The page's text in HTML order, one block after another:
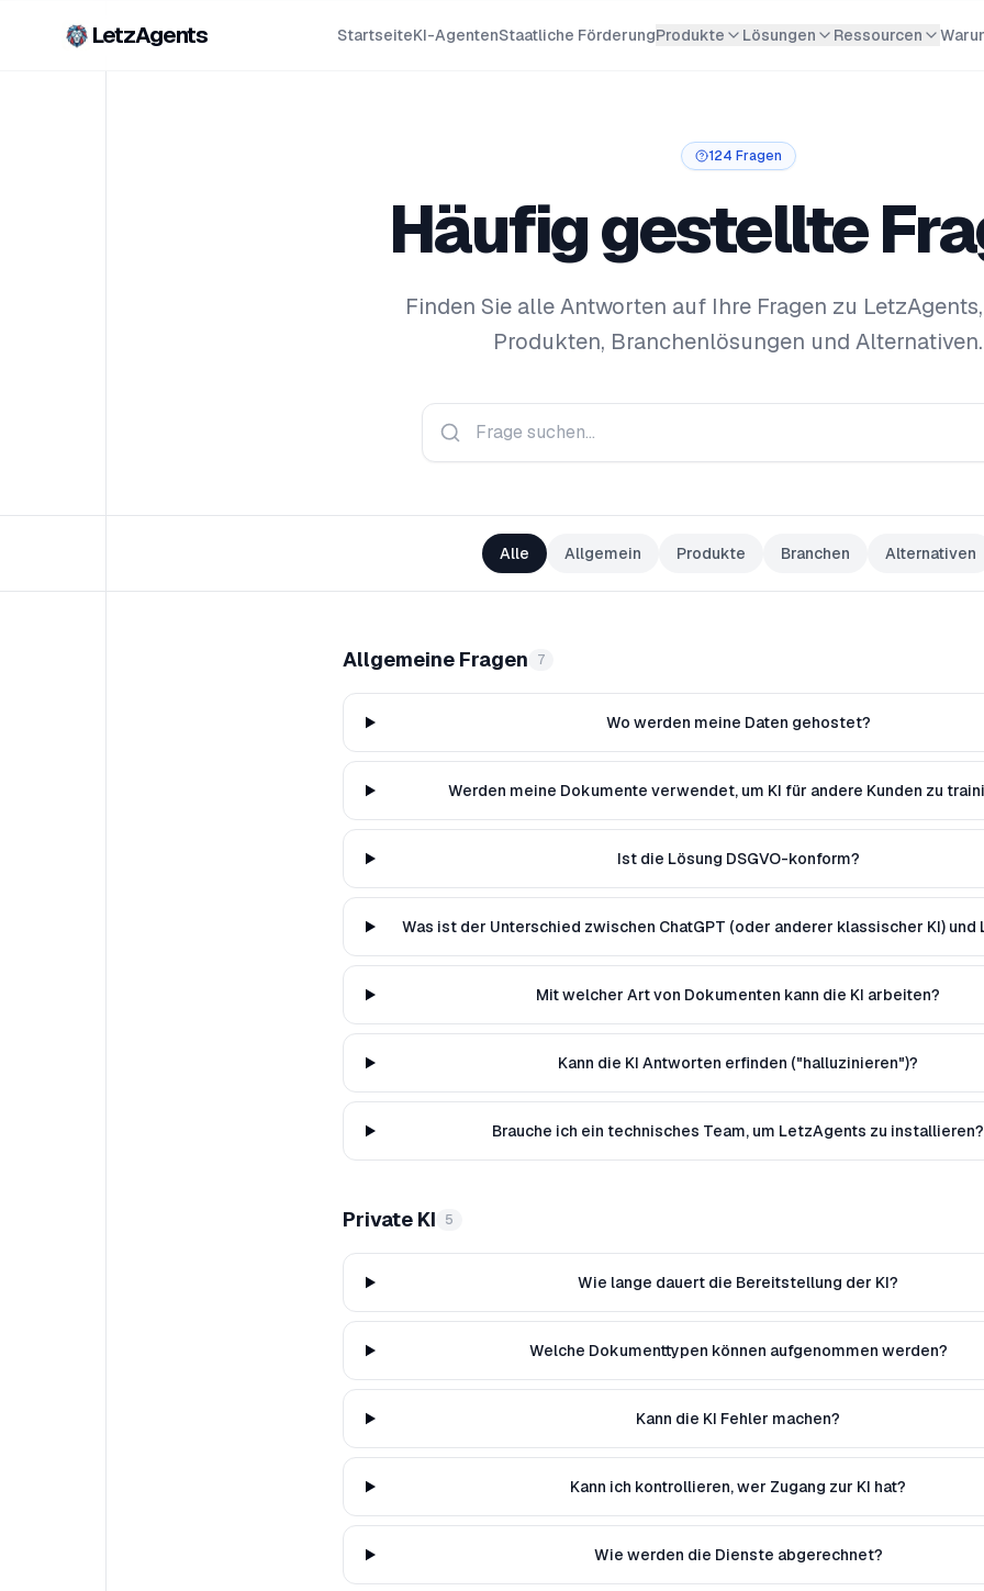
LetzAgents StartseiteKI-AgentenStaatliche FörderungProdukte Lösungen Ressourcen
124 Fragen
Häufig gestellte
Finden Sie alle Antworten auf Ihre Fragen zu
Produkten, Branchenlösungen und Alternativen.
Alle Allgemein Produkte Branchen Alternativen
Allgemeine Fragen 7
Wo werden meine Daten gehostet?
Werden meine Dokumente verwendet, um KI für andere Kunden zu
Ist die Lösung DSGVO-konform?
Was ist der Unterschied zwischen ChatGPT (oder anderer klassischer KI) und
Mit welcher Art von Dokumenten kann die KI arbeiten?
Kann die KI Antworten erfinden ("halluzinieren")?
Brauche ich ein technisches Team, um LetzAgents zu installieren?
Private KI 5
Wie lange dauert die Bereitstellung der KI?
Welche Dokumenttypen können aufgenommen werden?
Kann die KI Fehler machen?
Kann ich kontrollieren, wer Zugang zur KI hat?
Wie werden die Dienste abgerechnet?